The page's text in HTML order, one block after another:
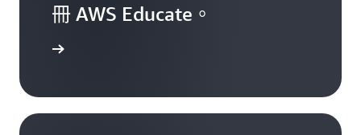
冊 AWS Educate。